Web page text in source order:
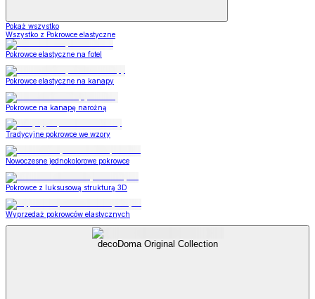
Pokaż wszystko
Wszystko z Pokrowce elastyczne
Pokrowce elastyczne na fotel
Pokrowce elastyczne na kanapy
Pokrowce na kanapę narożną
Tradycyjne pokrowce we wzory
Nowoczesne jednokolorowe pokrowce
Pokrowce z luksusową strukturą 3D
Wyprzedaż pokrowców elastycznych
decoDoma Original Collection